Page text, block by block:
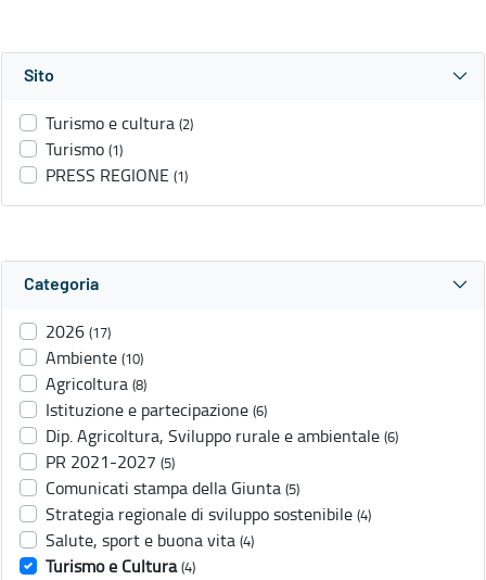
Sito
Turismo e cultura (2)
Turismo (1)
PRESS REGIONE (1)
Categoria
2026 (17)
Ambiente (10)
Agricoltura (8)
Istituzione e partecipazione (6)
Dip. Agricoltura, Sviluppo rurale e ambientale (6)
PR 2021-2027 (5)
Comunicati stampa della Giunta (5)
Strategia regionale di sviluppo sostenibile (4)
Salute, sport e buona vita (4)
Turismo e Cultura (4)